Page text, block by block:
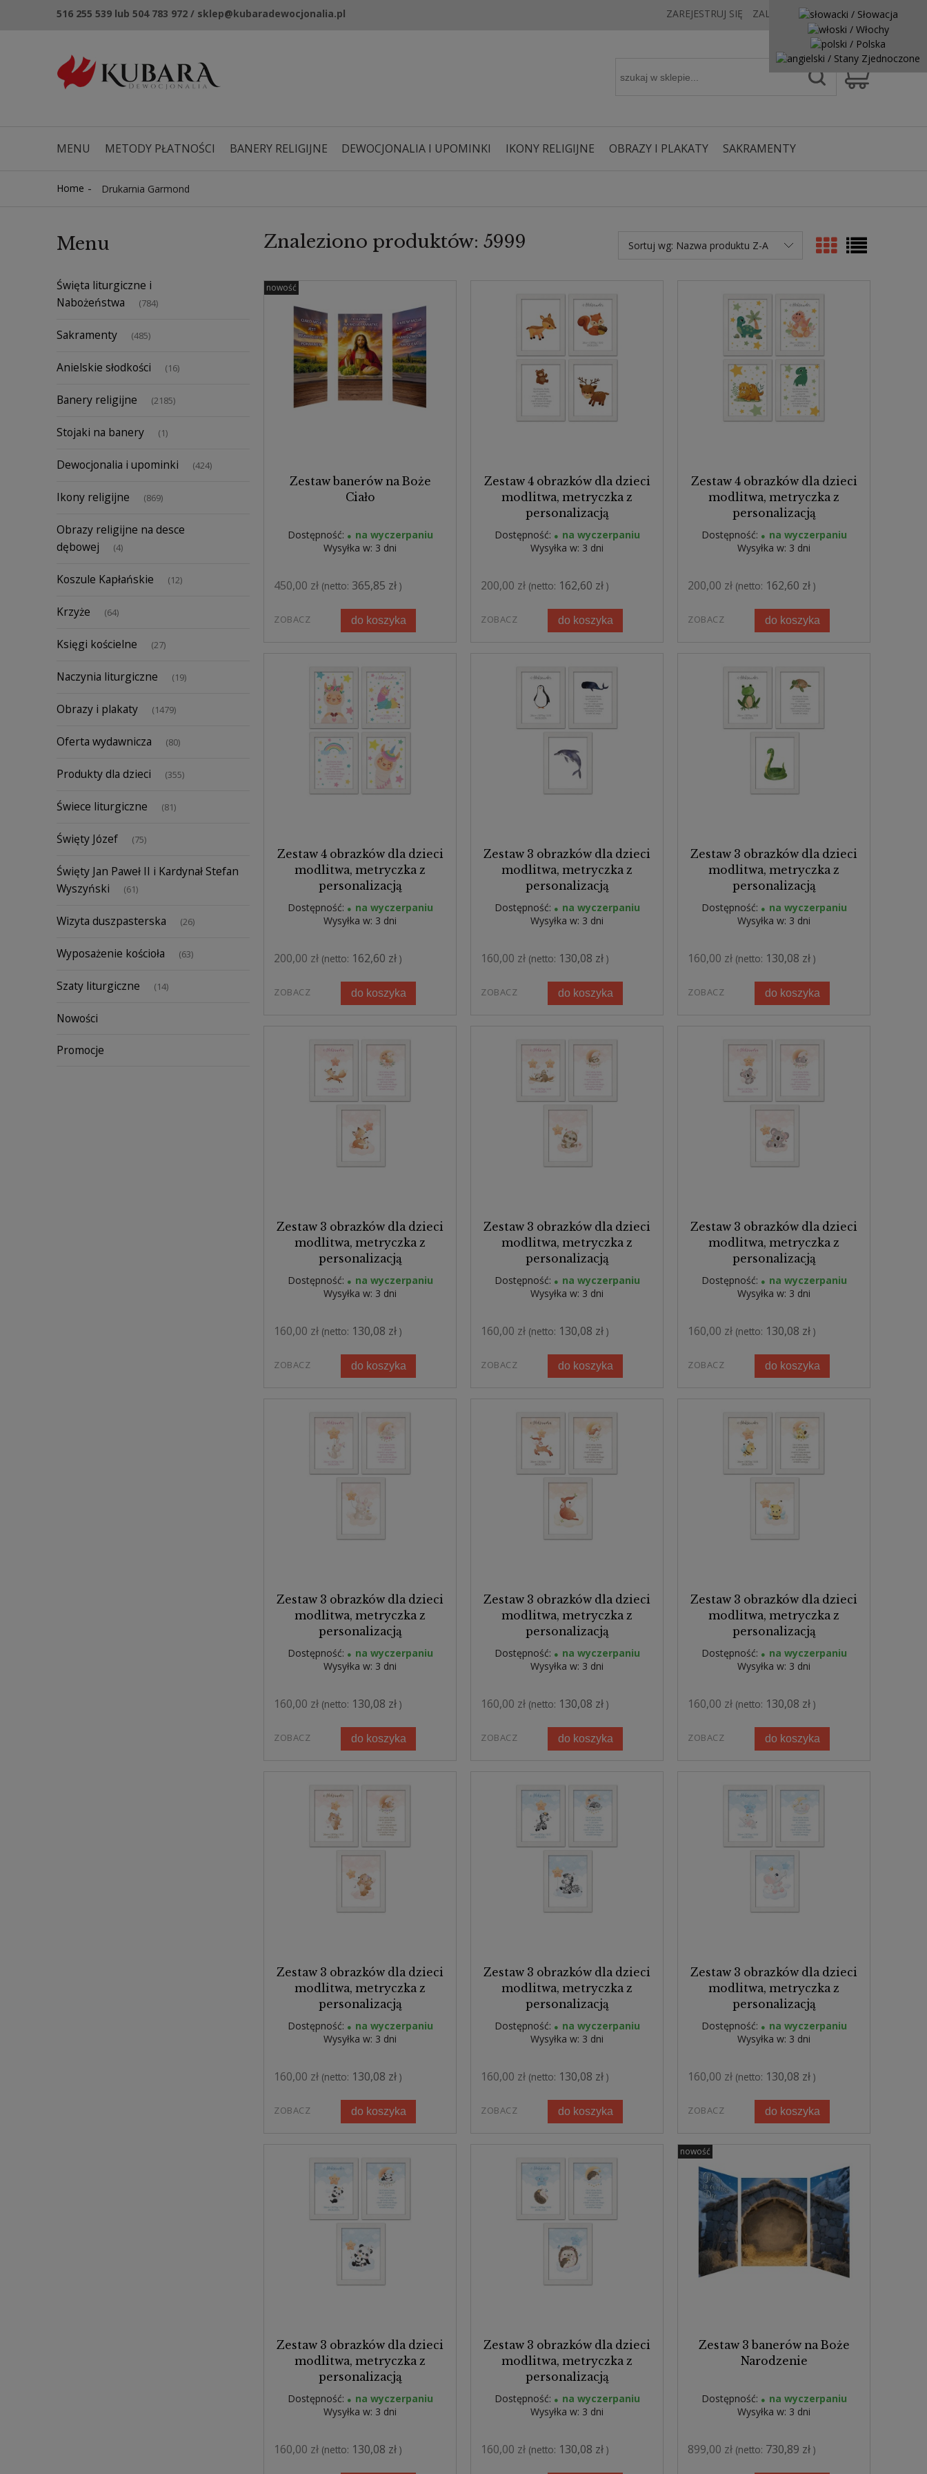
516 255 539 lub 504 783 972 / sklep@kubaradewocjonalia.pl ZAREJESTRUJ SIĘ ZALOGUJ SIĘ KONTAKT
MENU METODY PŁATNOŚCI BANERY RELIGIJNE DEWOCJONALIA I UPOMINKI IKONY RELIGIJNE OBRAZY I PLAKATY
SAKRAMENTY
Home - Drukarnia Garmond
Menu
Święta liturgiczne i
Nabożeństwa
(784)
Sakramenty (485)
Anielskie słodkości (16)
Banery religijne (2185)
Stojaki na banery (1)
Dewocjonalia i upominki (424)
Ikony religijne (869)
Obrazy religijne na desce
dębowej
(4)
Koszule Kapłańskie (12)
Krzyże (64)
Księgi kościelne (27)
Naczynia liturgiczne (19)
Obrazy i plakaty (1479)
Oferta wydawnicza (80)
Produkty dla dzieci (355)
Świece liturgiczne (81)
Święty Józef (75)
Święty Jan Paweł II i Kardynał Stefan
Wyszyński
(61)
Wizyta duszpasterska (26)
Wyposażenie kościoła (63)
Szaty liturgiczne (14)
Nowości
Promocje
Znaleziono produktów: 5999 Sortuj wg: Nazwa produktu Z-A
Zestaw banerów na Boże
Ciało
Dostępność:
na wyczerpaniu
Wysyłka w: 3 dni
450,00 zł (netto: 365,85 zł )
do koszyka
ZOBACZ
nowość
Zestaw 4 obrazków dla dzieci
modlitwa, metryczka z
personalizacją
Dostępność:
na wyczerpaniu
Wysyłka w: 3 dni
200,00 zł (netto: 162,60 zł )
do koszyka
ZOBACZ
Zestaw 4 obrazków dla dzieci
modlitwa, metryczka z
personalizacją
Dostępność:
na wyczerpaniu
Wysyłka w: 3 dni
200,00 zł (netto: 162,60 zł )
do koszyka
ZOBACZ
Zestaw 4 obrazków dla dzieci
modlitwa, metryczka z
personalizacją
Dostępność:
na wyczerpaniu
Wysyłka w: 3 dni
200,00 zł (netto: 162,60 zł )
do koszyka
ZOBACZ
Zestaw 3 obrazków dla dzieci
modlitwa, metryczka z
personalizacją
Dostępność:
na wyczerpaniu
Wysyłka w: 3 dni
160,00 zł (netto: 130,08 zł )
do koszyka
ZOBACZ
Zestaw 3 obrazków dla dzieci
modlitwa, metryczka z
personalizacją
Dostępność:
na wyczerpaniu
Wysyłka w: 3 dni
160,00 zł (netto: 130,08 zł )
do koszyka
ZOBACZ
Zestaw 3 obrazków dla dzieci
modlitwa, metryczka z
personalizacją
Dostępność:
na wyczerpaniu
Wysyłka w: 3 dni
160,00 zł (netto: 130,08 zł )
do koszyka
ZOBACZ
Zestaw 3 obrazków dla dzieci
modlitwa, metryczka z
personalizacją
Dostępność:
na wyczerpaniu
Wysyłka w: 3 dni
160,00 zł (netto: 130,08 zł )
do koszyka
ZOBACZ
Zestaw 3 obrazków dla dzieci
modlitwa, metryczka z
personalizacją
Dostępność:
na wyczerpaniu
Wysyłka w: 3 dni
160,00 zł (netto: 130,08 zł )
do koszyka
ZOBACZ
Zestaw 3 obrazków dla dzieci
modlitwa, metryczka z
personalizacją
Dostępność:
na wyczerpaniu
Wysyłka w: 3 dni
160,00 zł (netto: 130,08 zł )
do koszyka
ZOBACZ
Zestaw 3 obrazków dla dzieci
modlitwa, metryczka z
personalizacją
Dostępność:
na wyczerpaniu
Wysyłka w: 3 dni
160,00 zł (netto: 130,08 zł )
do koszyka
ZOBACZ
Zestaw 3 obrazków dla dzieci
modlitwa, metryczka z
personalizacją
Dostępność:
na wyczerpaniu
Wysyłka w: 3 dni
160,00 zł (netto: 130,08 zł )
do koszyka
ZOBACZ
Zestaw 3 obrazków dla dzieci
modlitwa, metryczka z
personalizacją
Dostępność:
na wyczerpaniu
Wysyłka w: 3 dni
160,00 zł (netto: 130,08 zł )
do koszyka
ZOBACZ
Zestaw 3 obrazków dla dzieci
modlitwa, metryczka z
personalizacją
Dostępność:
na wyczerpaniu
Wysyłka w: 3 dni
160,00 zł (netto: 130,08 zł )
do koszyka
ZOBACZ
Zestaw 3 obrazków dla dzieci
modlitwa, metryczka z
personalizacją
Dostępność:
na wyczerpaniu
Wysyłka w: 3 dni
160,00 zł (netto: 130,08 zł )
do koszyka
ZOBACZ
Zestaw 3 obrazków dla dzieci
modlitwa, metryczka z
personalizacją
Dostępność:
na wyczerpaniu
Wysyłka w: 3 dni
160,00 zł (netto: 130,08 zł )
Zestaw 3 obrazków dla dzieci
modlitwa, metryczka z
personalizacją
Dostępność:
na wyczerpaniu
Wysyłka w: 3 dni
160,00 zł (netto: 130,08 zł )
Zestaw 3 banerów na Boże
Narodzenie
Dostępność:
na wyczerpaniu
Wysyłka w: 3 dni
899,00 zł (netto: 730,89 zł )
nowość